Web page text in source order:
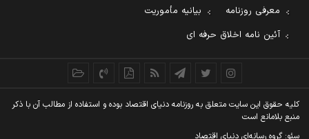
معرفی روزنامه
بیانیه مأموریت
آئین نامه اخلاق حرفه ای
کليه حقوق اين سايت متعلق به روزنامه دنيای اقتصاد بوده و استفاده از مطالب آن با ذکر
منبع بلامانع است
سئو: گروه رسانه‌ای دنیای اقتصاد